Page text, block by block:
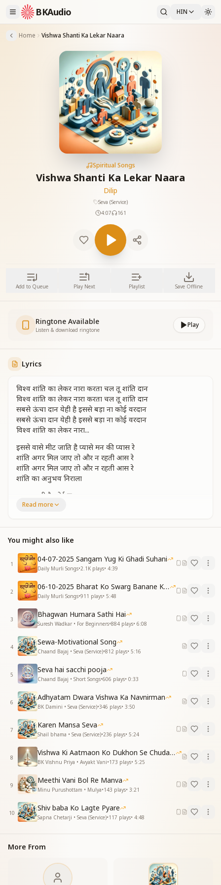
BKAudio HIN
Home Vishwa Shanti Ka Lekar Naara
Spiritual Songs
Vishwa Shanti Ka Lekar Naara
Dilip
Seva (Service)
4:07
161
Add to Queue Play Next Playlist Save Offline
Ringtone Available
Listen & download ringtone
Play
Lyrics
विश्व शांति का लेकर नारा करता चल तू शांति दान
विश्व शांति का लेकर नारा करता चल तू शांति दान
सबसे ऊंचा दान येही है इससे बड़ा ना कोई वरदान
सबसे ऊंचा दान येही है इससे बड़ा ना कोई वरदान
विश्व शांति का लेकर नारा...
इससे वासे मीट जाति है प्यासे मन की प्यास रे
शांति अगर मिल जाए तो और न रहती आस रे
शांति अगर मिल जाए तो और न रहती आस रे
शांति का अनुभव निराला
उसका नही है कोई ज्ञान
विश्व शांति का लेकर नारा ...
भर भर झोली बाट ता जा शांति दाता शिव का ज्ञान
विश्व शांति का लेकर नारा..
शांत मन में समाया है शिव के ज्ञान का सार
शांत मन में समाया है शिव के ज्ञान का सार
शांति ही ले जाती है सब दुखों से पार
शांति ही ले जाती है सब दुखों से पार
अशांति से भटके मानव को मिलते है नव प्राण रे
विश्व शांति का लेकर नारा करता चल तू शांति दान
विश्व शांति का लेकर नारा करता चल तू शांति दान
सबसे ऊंचा दान येही है इससे बड़ा ना कोई वरदान
सबसे ऊंचा दान येही है इससे बड़ा ना कोई वरदान
विश्व शांति का लेकर नारा...
विश्व शांति का लेकर नारा...
Read more
You might also like
1
04-07-2025 Sangam Yug Ki Ghadi Suhani
Daily Murli Songs•2.1K plays• 4:39
2
06-10-2025 Bharat Ko Swarg Banane Ki Seva
Daily Murli Songs•911 plays• 5:48
3
Bhagwan Humara Sathi Hai
Suresh Wadkar • For Beginners•884 plays• 6:08
4
Sewa-Motivational Song
Chaand Bajaj • Seva (Service)•812 plays• 5:16
5
Seva hai sacchi pooja
Chaand Bajaj • Short Songs•606 plays• 0:33
6
Adhyatam Dwara Vishwa Ka Navnirman
BK Damini • Seva (Service)•346 plays• 3:50
7
Karen Mansa Seva
Shail bhama • Seva (Service)•236 plays• 5:24
8
Vishwa Ki Aatmaon Ko Dukhon Se Chudana Hai 03-08-2025
BK Vishnu Priya • Avyakt Vani•173 plays• 5:25
9
Meethi Vani Bol Re Manva
Minu Purushottam • Mulya•143 plays• 3:21
10
Shiv baba Ko Lagte Pyare
Sapna Chetarji • Seva (Service)•117 plays• 4:48
More From